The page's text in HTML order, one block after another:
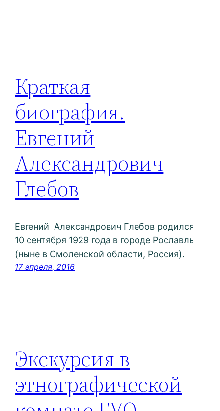
Краткая
биография.
Евгений
Александрович
Глебов
Евгений Александрович Глебов родился
10 сентября 1929 года в городе Рославль
(ныне в Смоленской области, Россия).
17 апреля, 2016
Экскурсия в
этнографической